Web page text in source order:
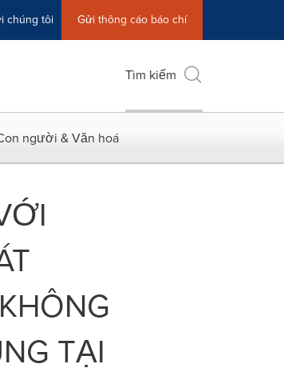
chúng tôi Gửi thông cáo báo chí
Tìm kiếm
người & Văn hoá
TẠI